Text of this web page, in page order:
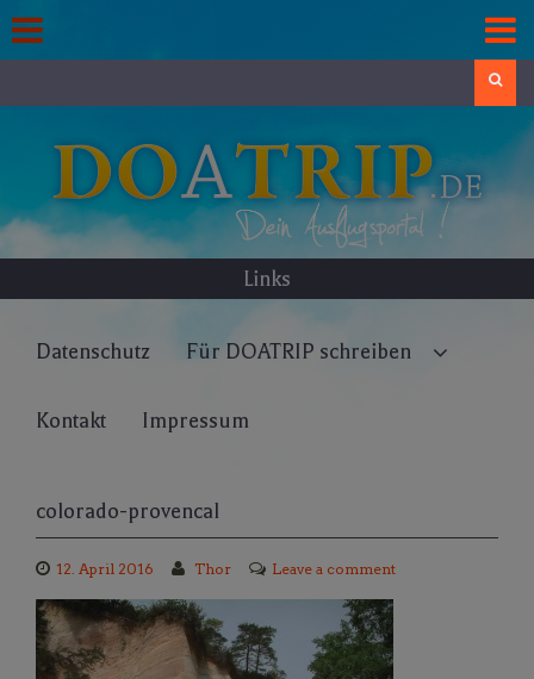
to
content
Links
Datenschutz Für DOATRIP schreiben
Kontakt Impressum
colorado-provencal
12. April 2016 Thor Leave a comment